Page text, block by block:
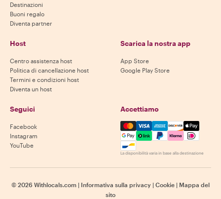
Destinazioni
Buoni regalo
Diventa partner
Host
Centro assistenza host
Politica di cancellazione host
Termini e condizioni host
Diventa un host
Scarica la nostra app
App Store
Google Play Store
Seguici
Facebook
Instagram
YouTube
Accettiamo
Mastercard, Visa, Amex,
La disponibilità varia in base alla destinazione
© 2026 Withlocals.com | Informativa sulla privacy | Cookie | Mappa del
sito